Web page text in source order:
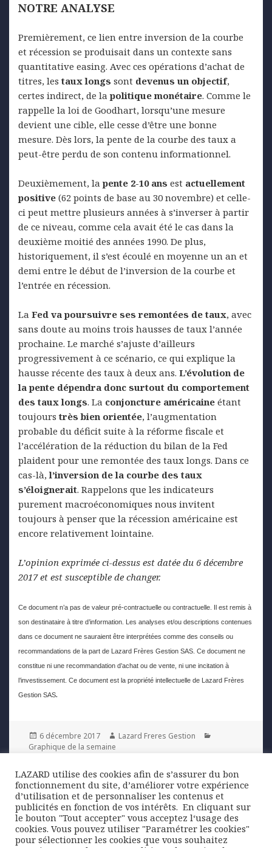
NOTRE ANALYSE
Premièrement, ce lien entre inversion de la courbe
et récession se produisait dans un contexte sans
quantitative easing. Avec ces opérations d’achat de
titres, lestaux longs sont devenus un objectif,
certes indirect, de la politique monétaire. Comme le
rappelle la loi de Goodhart, lorsqu’une mesure
devient une cible, elle cesse d’être une bonne
mesure. Dès lors, la pente de la courbe des taux a
peut-être perdu de son contenu informationnel.
Deuxièmement, la pente 2-10 ans est actuellement
positive (62 points de base au 30 novembre) et celle-
ci peut mettre plusieurs années à s’inverser à partir
de ce niveau, comme cela avait été le cas dans la
deuxième moitié des années 1990. De plus,
historiquement, il s’est écoulé en moyenne un an et
demi entre le début de l’inversion de la courbe et
l’entrée en récession.
La Fed va poursuivre ses remontées de taux, avec
sans doute au moins trois hausses de taux l’année
prochaine. Le marché s’ajuste d’ailleurs
progressivement à ce scénario, ce qui explique la
hausse récente des taux à deux ans. L’évolution de
la pente dépendra donc surtout du comportement
des taux longs. La conjoncture américaine étant
toujourstrès bien orientée, l’augmentation
probable du déficit suite à la réforme fiscale et
l’accélération de la réduction du bilan de la Fed
plaident pour une remontée des taux longs. Dans ce
cas-là,l’inversion de la courbe des taux
s’éloignerait. Rappelons que les indicateurs
purement macroéconomiques nous invitent
toujours à penser que la récession américaine est
encore relativement lointaine.
L’opinion exprimée ci-dessus est datée du 6 décembre
2017 et est susceptible de changer.
Ce document n’a pas de valeur pré-contractuelle ou contractuelle. Il est remis à
son destinataire à titre d’information. Les analyses et/ou descriptions contenues
dans ce document ne sauraient être interprétées comme des conseils ou
recommandations de la part de Lazard Frères Gestion SAS. Ce document ne
constitue ni une recommandation d’achat ou de vente, ni une incitation à
l’investissement. Ce document est la propriété intellectuelle de Lazard Frères
Gestion SAS.
Posted
on
6 décembre 2017 Author
Lazard Freres Gestion
Graphique de la semaine
Navigation
l’article
PREVIOUS
Previous
post:
De l’entreprise menacée à l’entreprise
libérée
LAZARD utilise des cookies afin de s’assurer du bon
fonctionnement du site, d’améliorer votre expérience
d’utilisation et de personnaliser les contenus et
publicités en fonction de vos intérêts. ​ En cliquant sur
le bouton "Tout accepter" vous acceptez l‘usage des
cookies. Vous pouvez utiliser "Paramétrer les cookies"
pour sélectionner les cookies que vous souhaitez